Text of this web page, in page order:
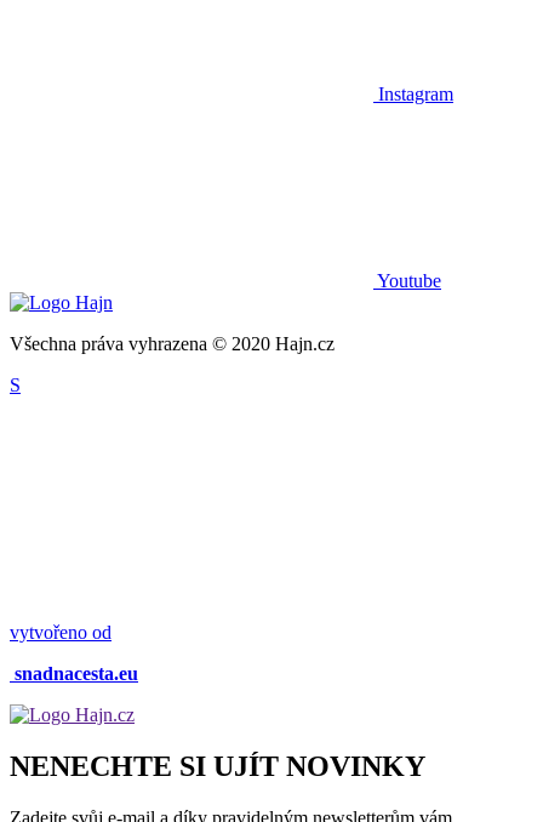
Instagram
Youtube
Všechna práva vyhrazena © 2020 Hajn.cz
S
vytvořeno od
snadnacesta.eu
NENECHTE SI UJÍT NOVINKY
Zadejte svůj e-mail a díky pravidelným newsletterům vám